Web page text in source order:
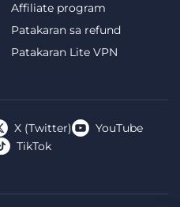
Affiliate program
Patakaran sa refund
Patakaran Lite VPN
X (Twitter)
YouTube
TikTok